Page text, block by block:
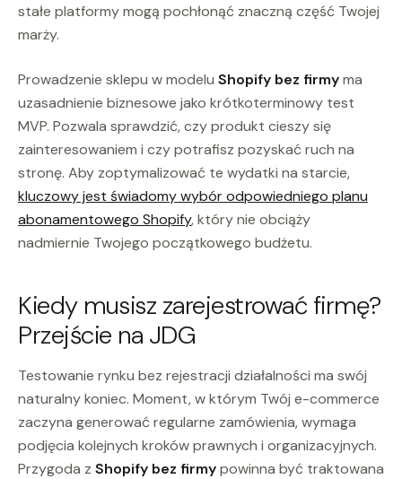
stałe platformy mogą pochłonąć znaczną część Twojej
marży.
Prowadzenie sklepu w modelu Shopify bez firmyma
uzasadnienie biznesowe jako krótkoterminowy test
MVP. Pozwala sprawdzić, czy produkt cieszy się
zainteresowaniem i czy potrafisz pozyskać ruch na
stronę. Aby zoptymalizować te wydatki na starcie,
kluczowy jest świadomy wybór odpowiedniego planu
abonamentowego Shopify, który nie obciąży
nadmiernie Twojego początkowego budżetu.
Kiedy musisz zarejestrować firmę?
Przejście na JDG
Testowanie rynku bez rejestracji działalności ma swój
naturalny koniec. Moment, w którym Twój e-commerce
zaczyna generować regularne zamówienia, wymaga
podjęcia kolejnych kroków prawnych i organizacyjnych.
Przygoda z Shopify bez firmypowinna być traktowana